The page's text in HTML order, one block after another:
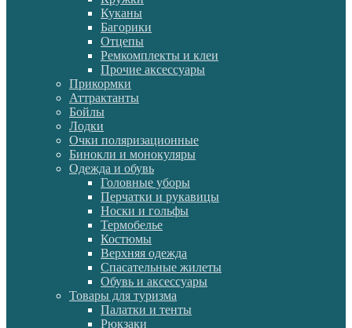
Куканы
Багорики
Отцепы
Ремкомплекты и клеи
Прочие аксессуары
Прикормки
Аттрактанты
Бойлы
Лодки
Очки поляризационные
Бинокли и монокуляры
Одежда и обувь
Головные уборы
Перчатки и рукавицы
Носки и гольфы
Термобелье
Костюмы
Верхняя одежда
Спасательные жилеты
Обувь и аксессуары
Товары для туризма
Палатки и тенты
Рюкзаки